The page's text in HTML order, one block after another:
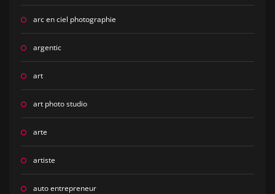
arc en ciel photographie
argentic
art
art photo studio
arte
artiste
auto entrepreneur